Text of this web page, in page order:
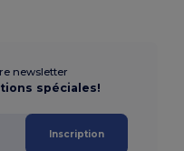
newsletter
spéciales!
Inscription